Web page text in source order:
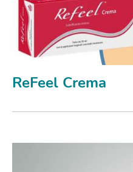
ReFeel Crema